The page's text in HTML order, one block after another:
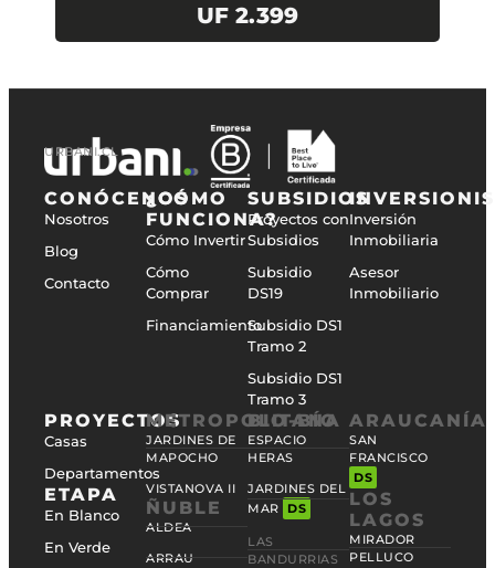
UF 2.399
URBANI.CL
CONÓCENOS
Nosotros
Blog
Contacto
¿CÓMO
FUNCIONA?
Cómo Invertir
Cómo
Comprar
Financiamiento
SUBSIDIOS
Proyectos con
Subsidios
Subsidio
DS19
Subsidio DS1
Tramo 2
Subsidio DS1
Tramo 3
Inversión
Inmobiliaria
Asesor
Inmobiliario
PROYECTOS
Casas
Departamentos
ETAPA
En Blanco
En Verde
METROPOLITANA
JARDINES DE
MAPOCHO
VISTANOVA II
ÑUBLE
ALDEA
ARRAU
BIO-BÍO
ESPACIO
HERAS
JARDINES DEL
MAR
DS
LAS
BANDURRIAS
ARAUCANÍA
SAN
FRANCISCO
DS
LOS
LAGOS
MIRADOR
PELLUCO